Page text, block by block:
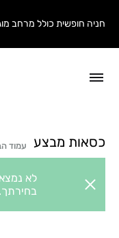
חניה חופשית כולל מרחב
כסאות מבצע עמוד
לא
בחירתך.